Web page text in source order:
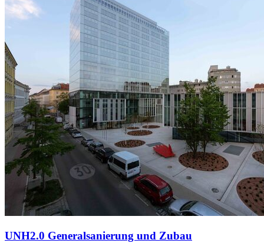
UNH2.0 Generalsanierung und Zubau